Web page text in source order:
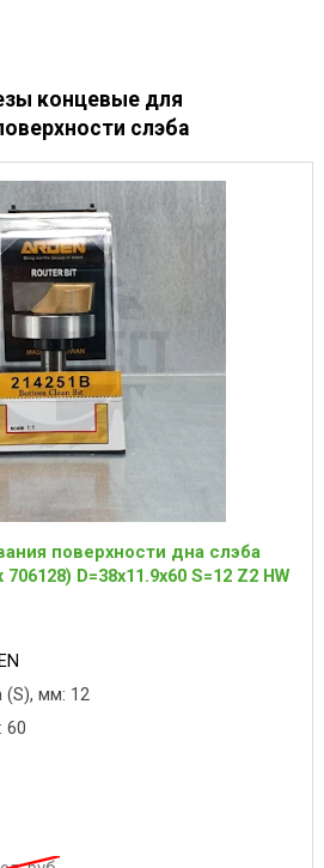
концевые для
слэба
поверхности дна слэба
D=38x11.9x60 S=12 Z2 HW
(S), мм: 12
60